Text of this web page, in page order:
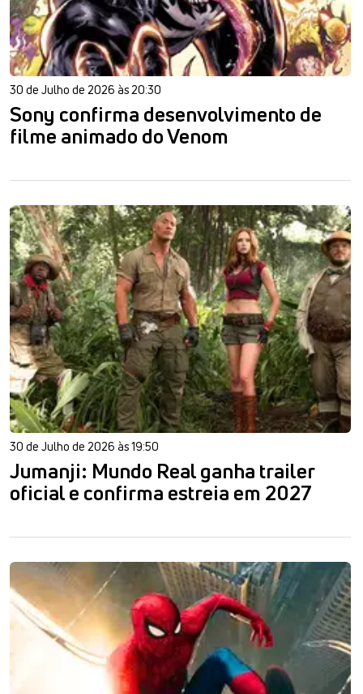
30 de Julho de 2026 às 20:30
Sony confirma desenvolvimento de
filme animado do Venom
30 de Julho de 2026 às 19:50
Jumanji: Mundo Real ganha trailer
oficial e confirma estreia em 2027